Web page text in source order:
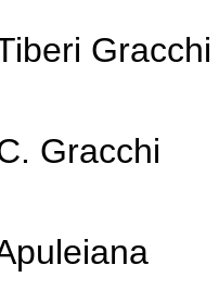
Gracchi
Gracchi